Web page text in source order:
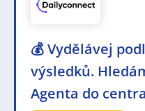
💰 Vydělávej
výsledků.
Agenta do